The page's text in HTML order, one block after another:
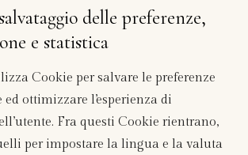
delle preferenze,
e statistica
Cookie per salvare le preferenze
ottimizzare l’esperienza di
Fra questi Cookie rientrano,
per impostare la lingua e la valuta